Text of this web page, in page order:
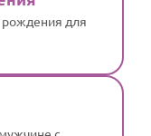
для